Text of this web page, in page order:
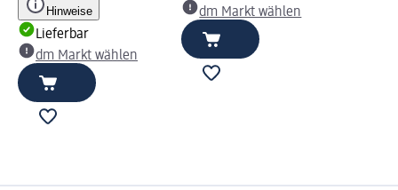
Hinweise
Lieferbar
dm Markt wählen
dm Markt wählen